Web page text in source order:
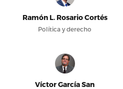
Ramón L. Rosario Cortés
Política y derecho
Víctor García San